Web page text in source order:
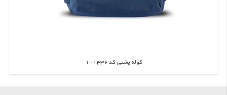
کوله پشتی کد 1336-1
اطلاعات بیشتر